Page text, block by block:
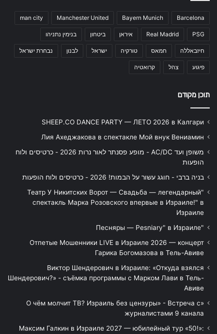
Barcelona
Bayern Munich
Manchester United
man city
PSG
Real Madrid איראן ביטחון בנימין נתניהו
חיזבאללה חמאס טורקיה ישראל לבנון נבחרת ישראל
פיגוע צהל קרואטיה
תוכן מקודם
SHEEP.CO DANCE PARTY — ЛЕТО 2026 в Калгари
Лия Ахеджакова в спектакле Мой внук Вениамин
משופן ועד AC/DC - מופע פסנתר לאור נרות 2026 - כרטיסים ולוח
הופעות
בניה ברבי - חוגג עשור על הבמות! 2026 - כרטיסים ולוח הופעות
"Театр У Никитских Ворот — Свадьба — легендарный
спектакль Марка Розовского впервые в Израиле!" в
Израиле
"Песняры — Pesniary" в Израиле
Отпетые Мошенники LIVE в Израиле 2026 — концерт
Гарика Богомазова в Тель-Авиве
Виктор Шендерович в Израиле: «Откуда взялся
Шендерович?» - съёмка программы с Марком Лави в Тель-
Авиве
«О чём молчит ТВ? Израиль без цензуры» - Встреча с
журналистами 9 канала
Максим Галкин в Израиле 2027 — юбилейный тур «50!»: